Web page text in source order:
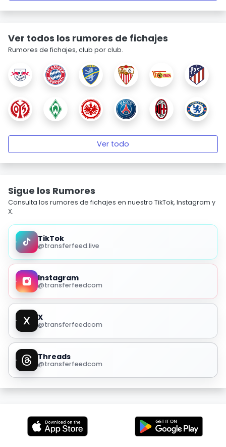
Ver todos los rumores de fichajes
Rumores de fichajes, club por club.
Ver todo
Sigue los Rumores
Consulta los rumores de fichajes en nuestro TikTok, Instagram y
X.
TikTok
@transferfeed.live
Instagram
@transferfeedcom
X
@transferfeedcom
Threads
@transferfeedcom